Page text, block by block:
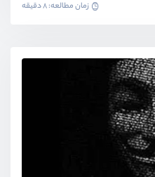
زمان مطالعه: 8 دقیقه